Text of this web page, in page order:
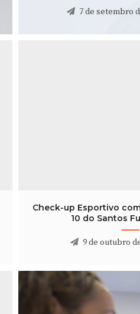
7 de setembro
Check-up Esportivo
10 do Santos
9 de outubro